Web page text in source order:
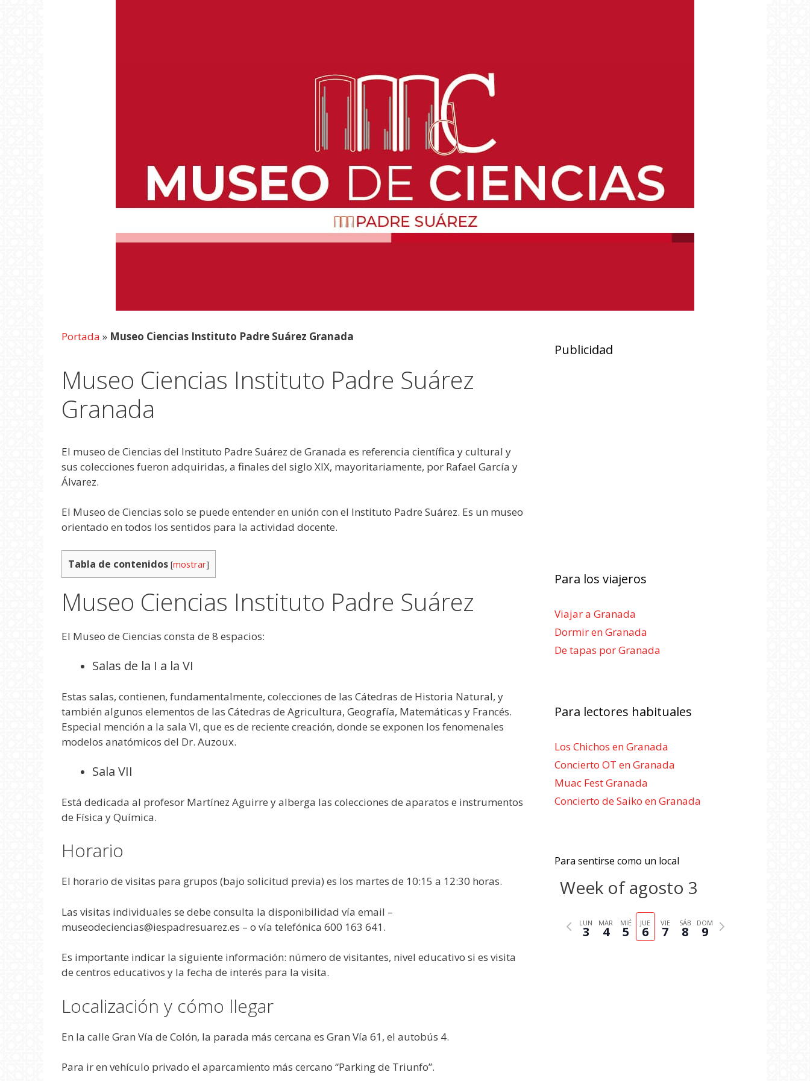
Portada » Museo Ciencias Instituto Padre Suárez Granada
Museo Ciencias Instituto Padre Suárez
Granada
El museo de Ciencias del Instituto Padre Suárez de Granada es referencia científica y cultural y
sus colecciones fueron adquiridas, a finales del siglo XIX, mayoritariamente, por Rafael García y
Álvarez.
El Museo de Ciencias solo se puede entender en unión con el Instituto Padre Suárez. Es un museo
orientado en todos los sentidos para la actividad docente.
Tabla de contenidos [mostrar]
Museo Ciencias Instituto Padre Suárez
El Museo de Ciencias consta de 8 espacios:
Salas de la I a la VI
Estas salas, contienen, fundamentalmente, colecciones de las Cátedras de Historia Natural, y
también algunos elementos de las Cátedras de Agricultura, Geografía, Matemáticas y Francés.
Especial mención a la sala VI, que es de reciente creación, donde se exponen los fenomenales
modelos anatómicos del Dr. Auzoux.
Sala VII
Está dedicada al profesor Martínez Aguirre y alberga las colecciones de aparatos e instrumentos
de Física y Química.
Horario
El horario de visitas para grupos (bajo solicitud previa) es los martes de 10:15 a 12:30 horas.
Las visitas individuales se debe consulta la disponibilidad vía email –
museodeciencias@iespadresuarez.es – o vía telefónica 600 163 641.
Es importante indicar la siguiente información: número de visitantes, nivel educativo si es visita
de centros educativos y la fecha de interés para la visita.
Localización y cómo llegar
En la calle Gran Vía de Colón, la parada más cercana es Gran Vía 61, el autobús 4.
Para ir en vehículo privado el aparcamiento más cercano “Parking de Triunfo”.
Publicidad
Para los viajeros
Viajar a Granada
Dormir en Granada
De tapas por Granada
Para lectores habituales
Los Chichos en Granada
Concierto OT en Granada
Muac Fest Granada
Concierto de Saiko en Granada
Para sentirse como un local
Week of agosto 3
LUN
3
MAR
4
MIÉ
5
JUE
6
VIE
7
SÁB
8
DOM
9
N